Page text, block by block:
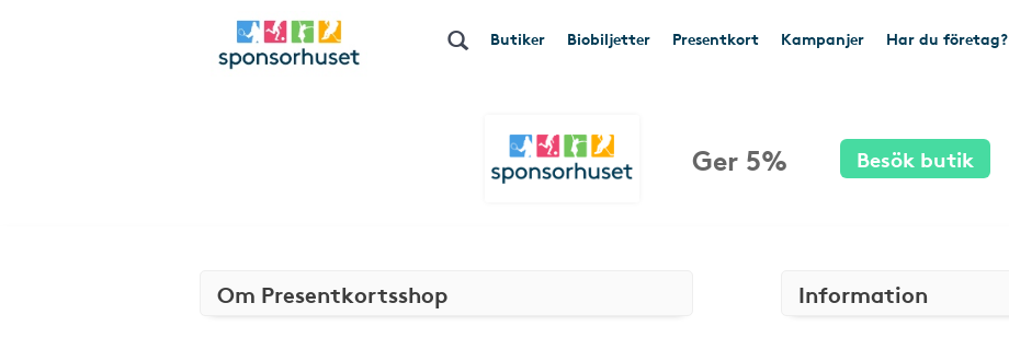
Butiker Biobiljetter Presentkort Kampanjer Har du företag?
Ger 5% Besök butik
Om Presentkortsshop Information